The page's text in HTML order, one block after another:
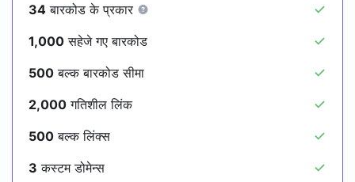
34 बारकोड के प्रकार
1,000 सहेजे गए बारकोड
500 बल्क बारकोड सीमा
2,000 गतिशील लिंक
500 बल्क लिंक्स
3 कस्टम डोमेन्स